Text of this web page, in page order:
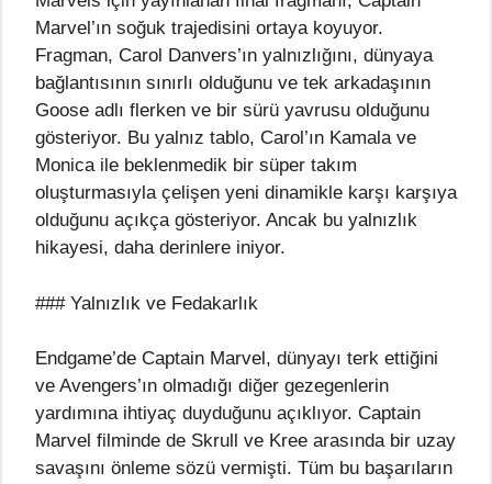
Marvel’ın soğuk trajedisini ortaya koyuyor.
Fragman, Carol Danvers’ın yalnızlığını, dünyaya
bağlantısının sınırlı olduğunu ve tek arkadaşının
Goose adlı flerken ve bir sürü yavrusu olduğunu
gösteriyor. Bu yalnız tablo, Carol’ın Kamala ve
Monica ile beklenmedik bir süper takım
oluşturmasıyla çelişen yeni dinamikle karşı karşıya
olduğunu açıkça gösteriyor. Ancak bu yalnızlık
hikayesi, daha derinlere iniyor.
### Yalnızlık ve Fedakarlık
Endgame’de Captain Marvel, dünyayı terk ettiğini
ve Avengers’ın olmadığı diğer gezegenlerin
yardımına ihtiyaç duyduğunu açıklıyor. Captain
Marvel filminde de Skrull ve Kree arasında bir uzay
savaşını önleme sözü vermişti. Tüm bu başarıların